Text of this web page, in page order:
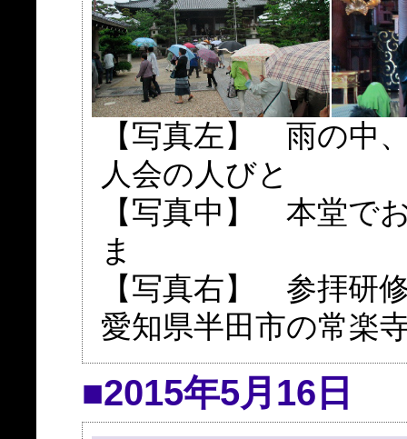
【写真左】 雨の中
人会の人びと
【写真中】 本堂で
ま
【写真右】 参拝研
愛知県半田市の常楽
■2015年5月16日